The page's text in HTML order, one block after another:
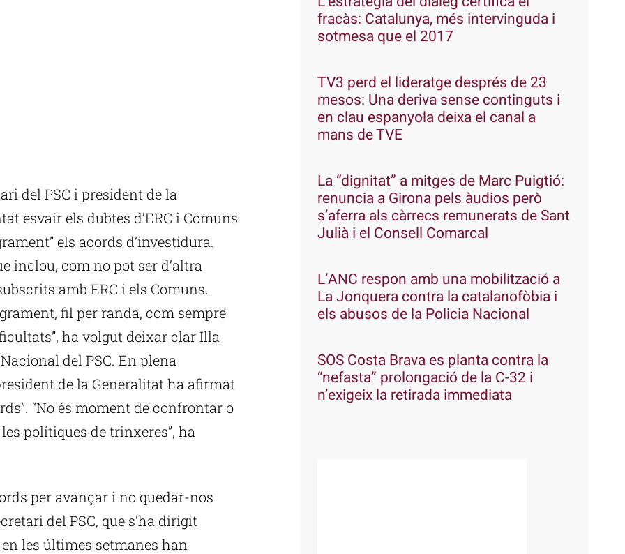
del PSC i president de la
esvair els dubtes d’ERC i Comuns
els acords d’investidura.
inclou, com no pot ser d’altra
amb ERC i els Comuns.
fil per randa, com sempre
ha volgut deixar clar Illa
del PSC. En plena
de la Generalitat ha afirmat
“No és moment de confrontar o
polítiques de trinxeres”, ha
per avançar i no quedar-nos
del PSC, que s’ha dirigit
les últimes setmanes han
fracàs: Catalunya, més intervinguda i
sotmesa que el 2017
TV3 perd el lideratge després de 23
mesos: Una deriva sense continguts i
en clau espanyola deixa el canal a
mans de TVE
La “dignitat” a mitges de Marc Puigtió:
renuncia a Girona pels àudios però
s’aferra als càrrecs remunerats de Sant
Julià i el Consell Comarcal
L’ANC respon amb una mobilització a
La Jonquera contra la catalanofòbia i
els abusos de la Policia Nacional
SOS Costa Brava es planta contra la
“nefasta” prolongació de la C-32 i
n’exigeix la retirada immediata